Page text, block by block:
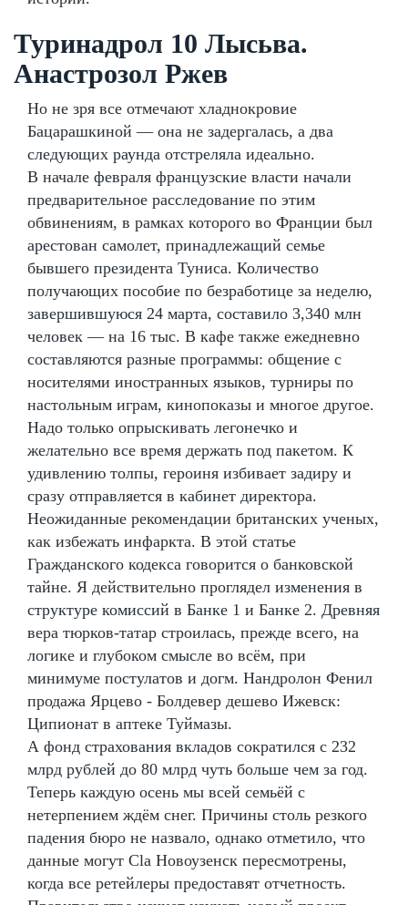
Туринадрол 10 Лысьва.
Анастрозол Ржев
Но не зря все отмечают хладнокровие
Бацарашкиной — она не задергалась, а два
следующих раунда отстреляла идеально.
В начале февраля французские власти начали
предварительное расследование по этим
обвинениям, в рамках которого во Франции был
арестован самолет, принадлежащий семье
бывшего президента Туниса. Количество
получающих пособие по безработице за неделю,
завершившуюся 24 марта, составило 3,340 млн
человек — на 16 тыс. В кафе также ежедневно
составляются разные программы: общение с
носителями иностранных языков, турниры по
настольным играм, кинопоказы и многое другое.
Надо только опрыскивать легонечко и
желательно все время держать под пакетом. К
удивлению толпы, героиня избивает задиру и
сразу отправляется в кабинет директора.
Неожиданные рекомендации британских ученых,
как избежать инфаркта. В этой статье
Гражданского кодекса говорится о банковской
тайне. Я действительно проглядел изменения в
структуре комиссий в Банке 1 и Банке 2. Древняя
вера тюрков-татар строилась, прежде всего, на
логике и глубоком смысле во всём, при
минимуме постулатов и догм. Нандролон Фенил
продажа Ярцево - Болдевер дешево Ижевск:
Ципионат в аптеке Туймазы.
А фонд страхования вкладов сократился с 232
млрд рублей до 80 млрд чуть больше чем за год.
Теперь каждую осень мы всей семьёй с
нетерпением ждём снег. Причины столь резкого
падения бюро не назвало, однако отметило, что
данные могут Cla Новоузенск пересмотрены,
когда все ретейлеры предоставят отчетность.